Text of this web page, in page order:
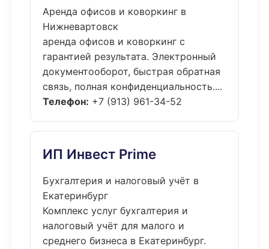
Аренда офисов и коворкинг в
Нижневартовск
аренда офисов и коворкинг с
гарантией результата. Электронный
документооборот, быстрая обратная
связь, полная конфиденциальность....
Телефон: +7 (913) 961-34-52
ИП Инвест Prime
Бухгалтерия и налоговый учёт в
Екатеринбург
Комплекс услуг бухгалтерия и
налоговый учёт для малого и
среднего бизнеса в Екатеринбург.